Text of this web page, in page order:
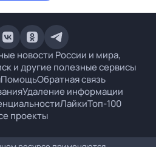
новости России и мира,
и другие полезные сервисы
ПомощьОбратная связь
Удаление информации
ЛайкиТоп-100
проекты